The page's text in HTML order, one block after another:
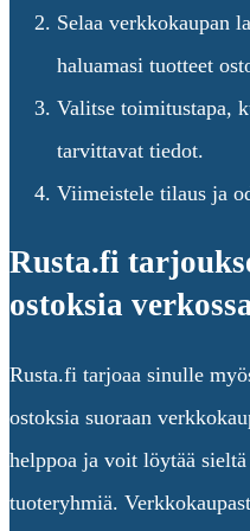
Selaa verkkokaupan
haluamasi tuotteet
Valitse toimitustapa,
tarvittavat tiedot.
Viimeistele tilaus ja
Rusta.fi
ostoksia
Rusta.fi tarjoaa sinulle
ostoksia suoraan
helppoa ja voit löytää
tuoteryhmiä.